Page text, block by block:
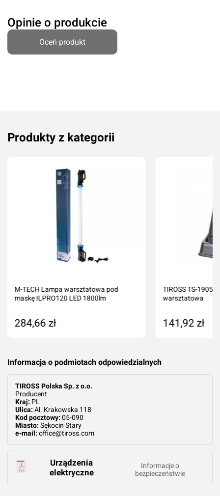
Opinie o produkcie
Oceń produkt
Komentarz*
Anuluj
Produkty z kategorii
M-TECH Lampa warsztatowa pod
maskę ILPRO120 LED 1800lm
284,66 zł
TIROSS TS-1905
warsztatowa
141,92 zł
Informacja o podmiotach odpowiedzialnych
TIROSS Polska Sp. z o.o.
Producent
Kraj: PL
Ulica: Al. Krakowska 118
Kod pocztowy: 05-090
Miasto: Sękocin Stary
e-mail: office@tiross.com
Urządzenia
elektryczne
Informacje o
bezpieczeństwie